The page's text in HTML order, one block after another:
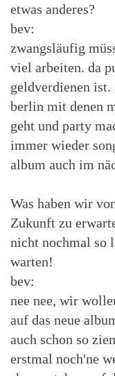
etwas anderes?
bev:
zwangsläufig
viel arbeiten. da
geldverdienen
berlin mit denen
geht und party
immer wieder
album auch im
Was haben wir
Zukunft zu
nicht nochmal so
warten!
bev:
nee nee, wir
auf das neue
auch schon so
erstmal noch'ne